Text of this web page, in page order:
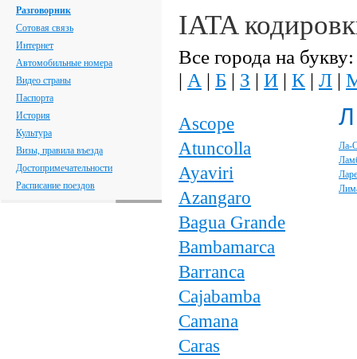
Разговорник
Сотовая связь
Интернет
Автомобильные номера
Видео страны
Паспорта
История
Культура
Визы, правила въезда
Достопримечательности
Расписание поездов
IATA
Все города на букву:
| А | Б | З | И | К | Л |
Ascope
Atuncolla
Ayaviri
Azangaro
Bagua Grande
Bambamarca
Barranca
Cajabamba
Camana
Caras
Л
Ла-